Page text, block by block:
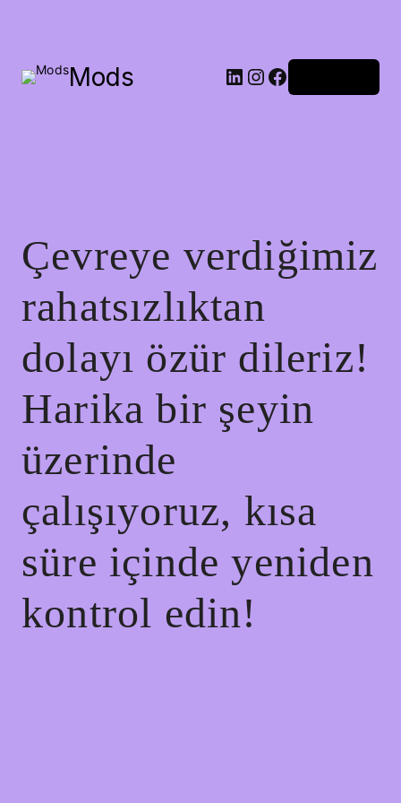
Mods
Çevreye verdiğimiz
rahatsızlıktan
dolayı özür dileriz!
Harika bir şeyin
üzerinde
çalışıyoruz, kısa
süre içinde yeniden
kontrol edin!